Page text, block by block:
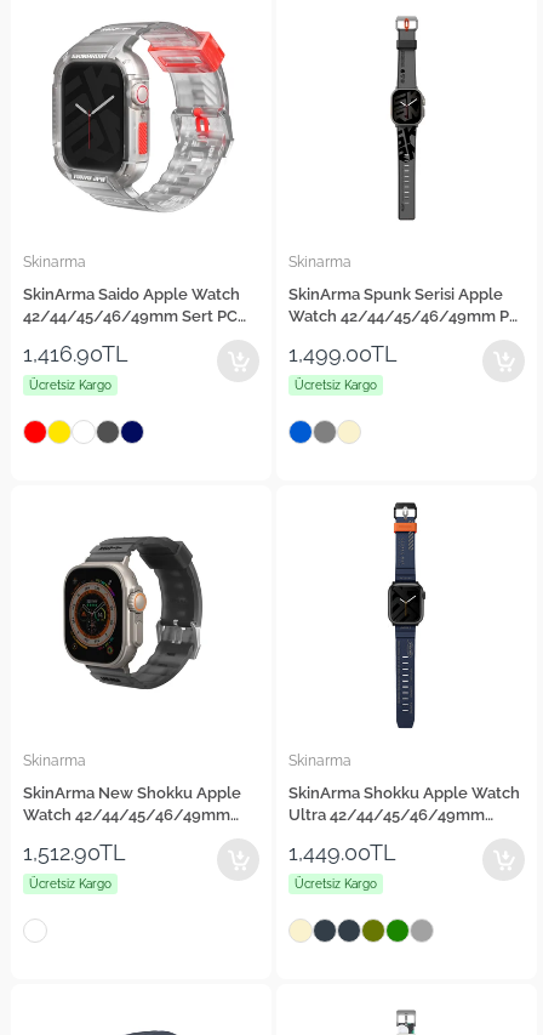
Skinarma
SkinArma Saido Apple Watch
42/44/45/46/49mm Sert PC
Kordon
1,416.90TL
Ücretsiz Kargo
Skinarma
SkinArma Spunk Serisi Apple
Watch 42/44/45/46/49mm PU
1,499.00TL
Ücretsiz Kargo
Skinarma
SkinArma New Shokku Apple
Watch 42/44/45/46/49mm
1,512.90TL
Ücretsiz Kargo
Skinarma
SkinArma Shokku Apple Watch
Ultra 42/44/45/46/49mm
1,449.00TL
Ücretsiz Kargo